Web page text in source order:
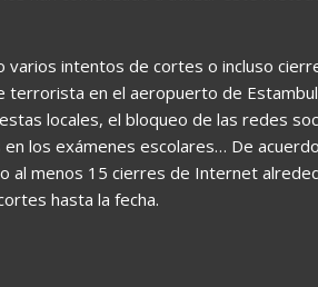
varios intentos de cortes o incluso
terrorista en el aeropuerto de
locales, el bloqueo de las redes
los exámenes escolares… De
al menos 15 cierres de Internet
hasta la fecha.